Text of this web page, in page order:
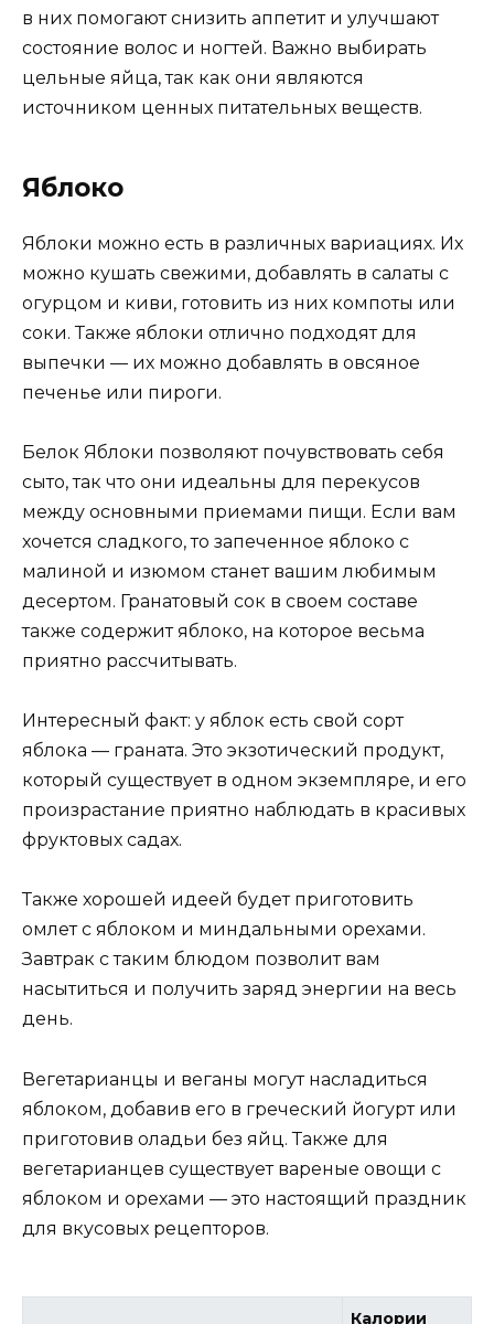
в них помогают снизить аппетит и улучшают
состояние волос и ногтей. Важно выбирать
цельные яйца, так как они являются
источником ценных питательных веществ.
Яблоко
Яблоки можно есть в различных вариациях. Их
можно кушать свежими, добавлять в салаты с
огурцом и киви, готовить из них компоты или
соки. Также яблоки отлично подходят для
выпечки — их можно добавлять в овсяное
печенье или пироги.
Белок Яблоки позволяют почувствовать себя
сыто, так что они идеальны для перекусов
между основными приемами пищи. Если вам
хочется сладкого, то запеченное яблоко с
малиной и изюмом станет вашим любимым
десертом. Гранатовый сок в своем составе
также содержит яблоко, на которое весьма
приятно рассчитывать.
Интересный факт: у яблок есть свой сорт
яблока — граната. Это экзотический продукт,
который существует в одном экземпляре, и его
произрастание приятно наблюдать в красивых
фруктовых садах.
Также хорошей идеей будет приготовить
омлет с яблоком и миндальными орехами.
Завтрак с таким блюдом позволит вам
насытиться и получить заряд энергии на весь
день.
Вегетарианцы и веганы могут насладиться
яблоком, добавив его в греческий йогурт или
приготовив оладьи без яйц. Также для
вегетарианцев существует вареные овощи с
яблоком и орехами — это настоящий праздник
для вкусовых рецепторов.
Калории